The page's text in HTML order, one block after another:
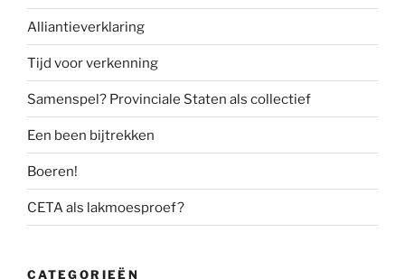
Alliantieverklaring
Tijd voor verkenning
Samenspel? Provinciale Staten als collectief
Een been bijtrekken
Boeren!
CETA als lakmoesproef?
CATEGORIEËN